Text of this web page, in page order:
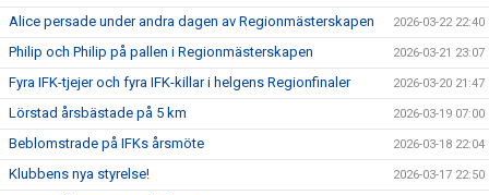
Alice persade under andra dagen av Regionmästerskapen 2026-03-22 22:40
Philip och Philip på pallen i Regionmästerskapen 2026-03-21 23:07
Fyra IFK-tjejer och fyra IFK-killar i helgens Regionfinaler 2026-03-20 21:47
Lörstad årsbästade på 5 km 2026-03-19 07:00
Beblomstrade på IFKs årsmöte 2026-03-18 22:04
Klubbens nya styrelse! 2026-03-17 22:50